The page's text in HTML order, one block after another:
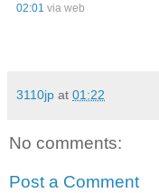
02:01 via web
3110jp at 01:22
No comments:
Post a Comment